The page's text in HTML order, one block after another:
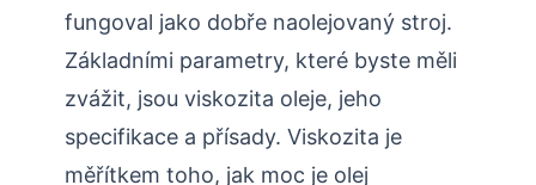
fungoval jako dobře naolejovaný stroj.
Základními parametry, které byste měli
zvážit, jsou viskozita oleje, jeho
specifikace a přísady. Viskozita je
měřítkem toho, jak moc je olej